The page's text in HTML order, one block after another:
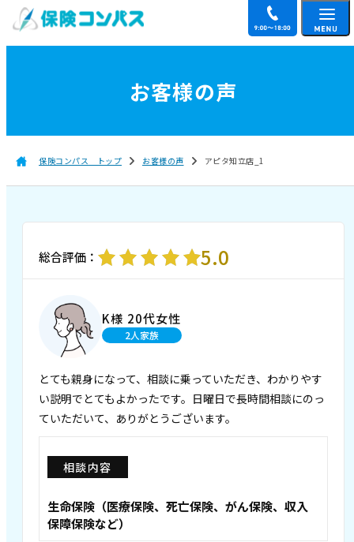
お客様の声
保険コンパス トップ お客様の声 アピタ知立店_1
総合評価： 5.0
K様 20代女性
2人家族
とても親身になって、相談に乗っていただき、わかりやす
い説明でとてもよかったです。日曜日で長時間相談にのっ
ていただいて、ありがとうございます。
相談内容
生命保険（医療保険、死亡保険、がん保険、収入
保障保険など）